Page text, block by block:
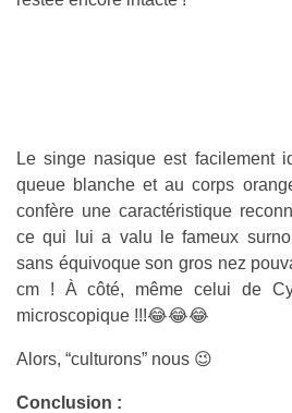
Le singe nasique est facilement
queue blanche et au corps
confère une caractéristique
ce qui lui a valu le fameux
sans équivoque son gros nez
cm ! À côté, même celui de
microscopique !!!😂😂😂
Alors, “culturons” nous 😉
Conclusion :